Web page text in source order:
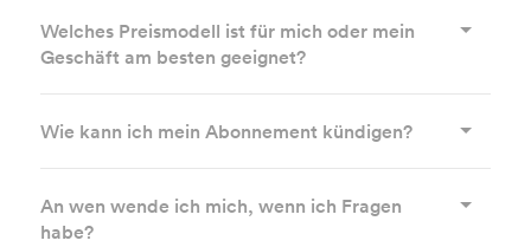
Welches Preismodell ist für mich oder mein
Geschäft am besten geeignet?
Wie kann ich mein Abonnement kündigen?
An wen wende ich mich, wenn ich Fragen
habe?